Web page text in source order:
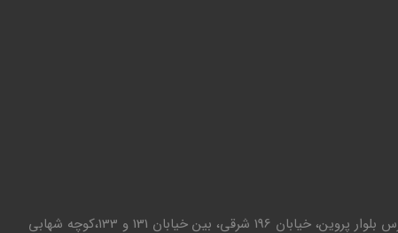
تهران - تهرانپارس بلوار پروین، خیابان 196 شرقی، بین خیابان 131 و 133،کوچه شهابی